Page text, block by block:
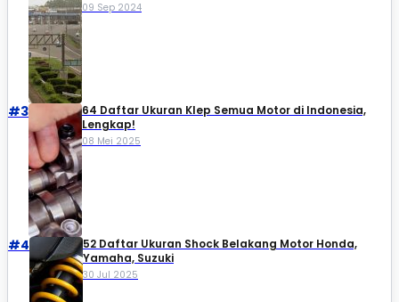
09 Sep 2024
#3
64 Daftar Ukuran Klep Semua Motor di Indonesia,
Lengkap!
08 Mei 2025
#4
52 Daftar Ukuran Shock Belakang Motor Honda,
Yamaha, Suzuki​
30 Jul 2025